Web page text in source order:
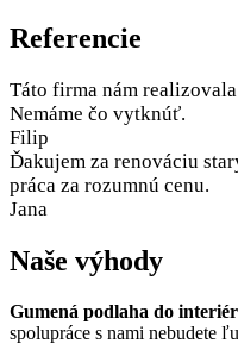
Referencie
Táto firma nám
Nemáme čo vytknúť.
Filip
Ďakujem za renováciu
práca za rozumnú cenu.
Jana
Naše výhody
Gumená podlaha do
spolupráce s nami nebudete